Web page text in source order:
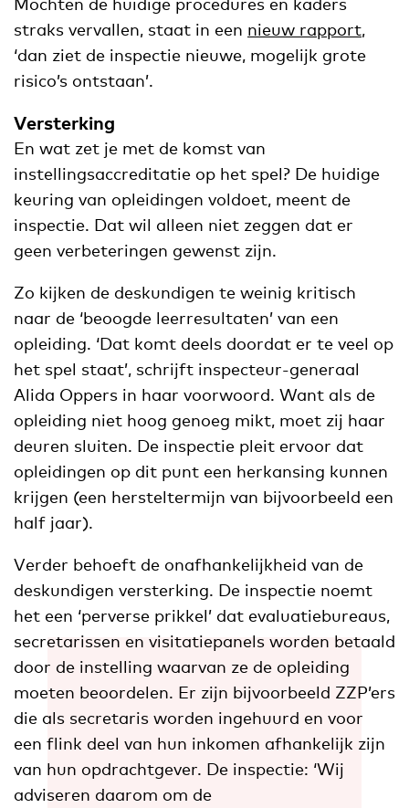
straks vervallen, staat in een nieuw rapport,
‘dan ziet de inspectie nieuwe, mogelijk grote
risico’s ontstaan’.
Versterking
En wat zet je met de komst van
instellingsaccreditatie op het spel? De huidige
keuring van opleidingen voldoet, meent de
inspectie. Dat wil alleen niet zeggen dat er
geen verbeteringen gewenst zijn.
Zo kijken de deskundigen te weinig kritisch
naar de ‘beoogde leerresultaten’ van een
opleiding. ‘Dat komt deels doordat er te veel op
het spel staat’, schrijft inspecteur-generaal
Alida Oppers in haar voorwoord. Want als de
opleiding niet hoog genoeg mikt, moet zij haar
deuren sluiten. De inspectie pleit ervoor dat
opleidingen op dit punt een herkansing kunnen
krijgen (een hersteltermijn van bijvoorbeeld een
half jaar).
Verder behoeft de onafhankelijkheid van de
deskundigen versterking. De inspectie noemt
het een ‘perverse prikkel’ dat evaluatiebureaus,
secretarissen en visitatiepanels worden betaald
door de instelling waarvan ze de opleiding
moeten beoordelen. Er zijn bijvoorbeeld ZZP’ers
die als secretaris worden ingehuurd en voor
een flink deel van hun inkomen afhankelijk zijn
van hun opdrachtgever. De inspectie: ‘Wij
adviseren daarom om de